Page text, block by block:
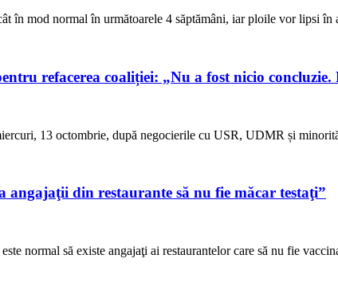
în mod normal în următoarele 4 săptămâni, iar ploile vor lipsi în
refacerea coaliției: „Nu a fost nicio
13 octombrie, după negocierile cu USR, UDMR și
angajaţii din restaurante să nu fie măcar testaţi”
normal să existe angajaţi ai restaurantelor care să nu fie